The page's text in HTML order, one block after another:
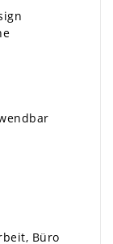
Büro